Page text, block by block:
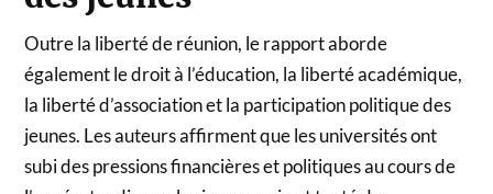
Outre la liberté de réunion, le rapport aborde
également le droit à l’éducation, la liberté académique,
la liberté d’association et la participation politique des
jeunes. Les auteurs affirment que les universités ont
subi des pressions financières et politiques au cours de